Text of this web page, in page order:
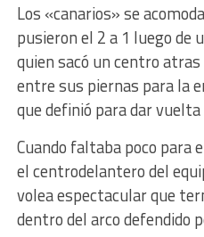
Los «canarios» se
pusieron el 2 a 1 luego de
quien sacó un centro
entre sus piernas para la
que definió para dar
Cuando faltaba poco para
el centrodelantero del
volea espectacular que
dentro del arco defendido